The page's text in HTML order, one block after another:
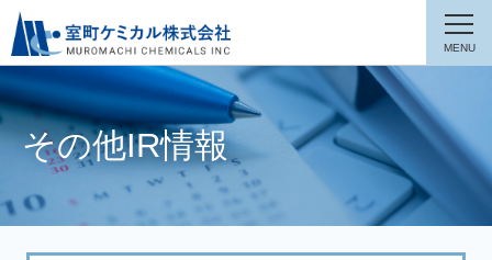
その他IR情報